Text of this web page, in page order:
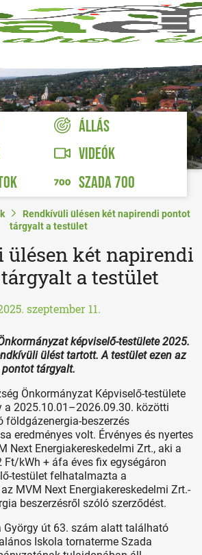
ÁLLÁS
VIDEÓK
SZADA 700
Rendkívüli ülésen két napirendi pontot
tárgyalt a testület
két napirendi
a testület
szeptember 11.
képviselő-testülete 2025.
ülést tartott. A testület ezen az
tárgyalt.
Önkormányzat Képviselő-testülete
a 2025.10.01–2026.09.30. közötti
földgázenergia-beszerzés
eredményes volt. Érvényes és nyertes
Next Energiakereskedelmi Zrt., aki a
Ft/kWh + áfa éves fix egységáron
testület felhatalmazta a
MVM Next Energiakereskedelmi Zrt.-
beszerzésről szóló szerződést.
út 63. szám alatt található
Iskola tornaterme Szada